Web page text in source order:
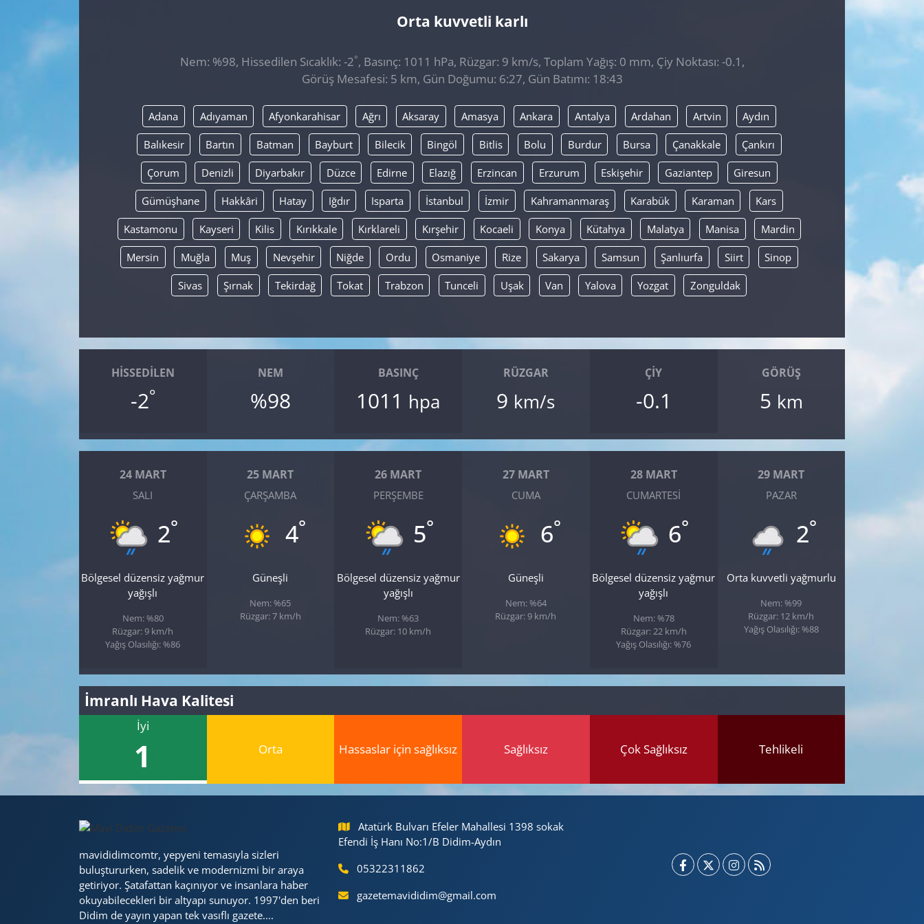
Orta kuvvetli karlı
Nem: %98, Hissedilen Sıcaklık: -2°, Basınç: 1011 hPa, Rüzgar: 9 km/s, Toplam Yağış: 0 mm, Çiy Noktası: -0.1,
Görüş Mesafesi: 5 km, Gün Doğumu: 6:27, Gün Batımı: 18:43
Adana Adıyaman Afyonkarahisar Ağrı Aksaray Amasya Ankara Antalya Ardahan Artvin Aydın
Balıkesir Bartın Batman Bayburt Bilecik Bingöl Bitlis Bolu Burdur Bursa Çanakkale Çankırı
Çorum Denizli Diyarbakır Düzce Edirne Elazığ Erzincan Erzurum Eskişehir Gaziantep Giresun
Gümüşhane Hakkâri Hatay Iğdır Isparta İstanbul İzmir Kahramanmaraş Karabük Karaman Kars
Kastamonu Kayseri Kilis Kırıkkale Kırklareli Kırşehir Kocaeli Konya Kütahya Malatya Manisa Mardin
Mersin Muğla Muş Nevşehir Niğde Ordu Osmaniye Rize Sakarya Samsun Şanlıurfa Siirt Sinop
Sivas Şırnak Tekirdağ Tokat Trabzon Tunceli Uşak Van Yalova Yozgat Zonguldak
HISSEDILEN
-2°
NEM
%98
BASINÇ
1011 hpa
RÜZGAR
9 km/s
ÇIY
-0.1
GÖRÜŞ
5 km
24 MART
SALI
2°
Bölgesel düzensiz yağmur
yağışlı
Nem: %80
Rüzgar: 9 km/h
Yağış Olasılığı: %86
25 MART
ÇARŞAMBA
4°
Güneşli
Nem: %65
Rüzgar: 7 km/h
26 MART
PERŞEMBE
5°
Bölgesel düzensiz yağmur
yağışlı
Nem: %63
Rüzgar: 10 km/h
27 MART
CUMA
6°
Güneşli
Nem: %64
Rüzgar: 9 km/h
28 MART
CUMARTESI
6°
Bölgesel düzensiz yağmur
yağışlı
Nem: %78
Rüzgar: 22 km/h
Yağış Olasılığı: %76
29 MART
PAZAR
2°
Orta kuvvetli yağmurlu
Nem: %99
Rüzgar: 12 km/h
Yağış Olasılığı: %88
İmranlı Hava Kalitesi
İyi
1 Orta Hassaslar için sağlıksız Sağlıksız Çok Sağlıksız Tehlikeli
mavididimcomtr, yepyeni temasıyla sizleri
buluştururken, sadelik ve modernizmi bir araya
getiriyor. Şatafattan kaçınıyor ve insanlara haber
okuyabilecekleri bir altyapı sunuyor. 1997'den beri
Didim de yayın yapan tek vasıflı gazete....
Atatürk Bulvarı Efeler Mahallesi 1398 sokak
Efendi İş Hanı No:1/B Didim-Aydın
05322311862
gazetemavididim@gmail.com
GÜNDEM
POLİTİKA